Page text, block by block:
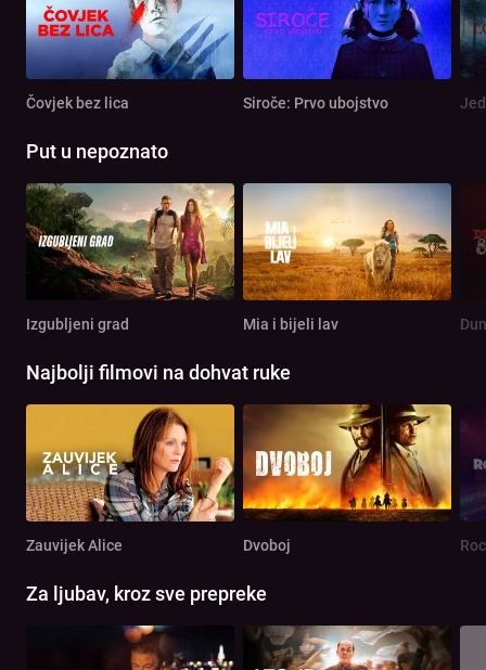
Čovjek bez lica Siroče: Prvo ubojstvo
Put u nepoznato
Izgubljeni grad Mia i bijeli lav
Najbolji filmovi na dohvat ruke
Zauvijek Alice Dvoboj
Za ljubav, kroz sve prepreke